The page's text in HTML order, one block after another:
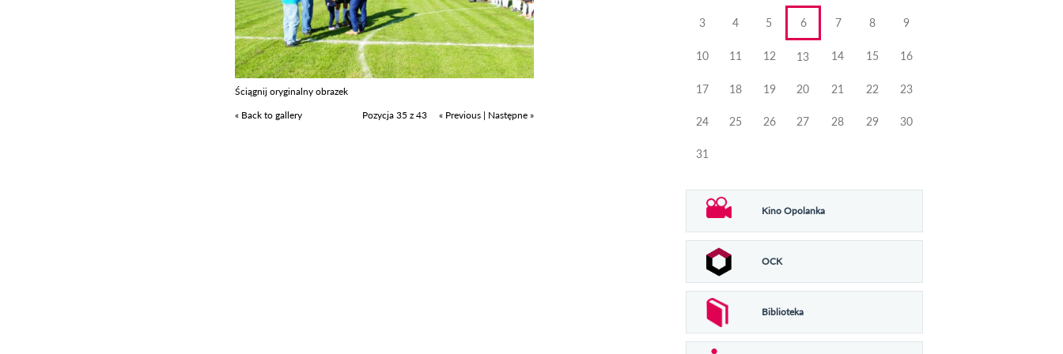
Ściągnij oryginalny obrazek
« Back to gallery
Pozycja 35 z 43 « Previous | Następne »
3 4 5 6 7 8 9
10 11 12 13 14 15 16
17 18 19 20 21 22 23
24 25 26 27 28 29 30
31
Kino Opolanka
OCK
Biblioteka